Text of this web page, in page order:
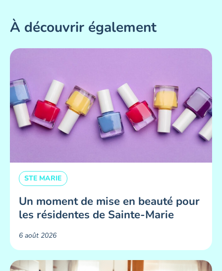
À découvrir également
STE MARIE
Un moment de mise en beauté pour
les résidentes de Sainte-Marie ​
6 août 2026